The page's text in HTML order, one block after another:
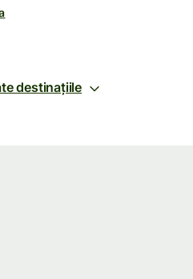
destinațiile